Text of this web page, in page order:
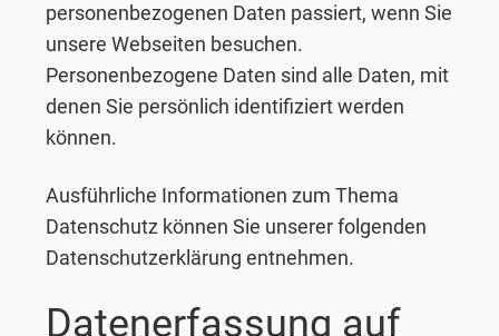
personenbezogenen Daten passiert, wenn Sie
unsere Webseiten besuchen.
Personenbezogene Daten sind alle Daten, mit
denen Sie persönlich identifiziert werden
können.
Ausführliche Informationen zum Thema
Datenschutz können Sie unserer folgenden
Datenschutzerklärung entnehmen.
Datenerfassung auf